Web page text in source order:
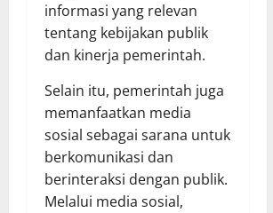
informasi yang relevan
tentang kebijakan publik
dan kinerja pemerintah.
Selain itu, pemerintah juga
memanfaatkan media
sosial sebagai sarana untuk
berkomunikasi dan
berinteraksi dengan publik.
Melalui media sosial,